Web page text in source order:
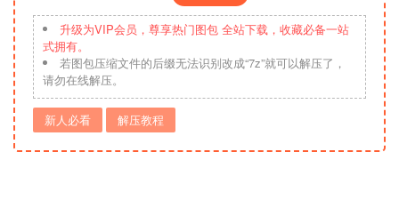
升级为VIP会员，尊享热门图包 全站下载，收藏必备一站
式拥有。
若图包压缩文件的后缀无法识别改成“7z”就可以解压了，
请勿在线解压。
新人必看 解压教程